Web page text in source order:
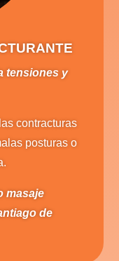
tensiones y
contracturas
posturas o
masaje
de